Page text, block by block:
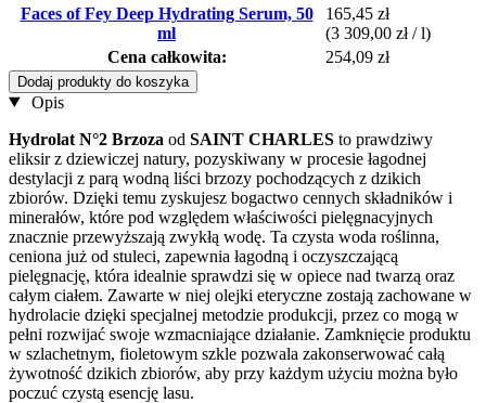
Faces of Fey Deep Hydrating Serum, 50
ml
165,45 zł
(3 309,00 zł / l)
Cena całkowita:
254,09 zł
Dodaj produkty do koszyka
Opis
Hydrolat N°2 Brzoza od SAINT CHARLES to prawdziwy
eliksir z dziewiczej natury, pozyskiwany w procesie łagodnej
destylacji z parą wodną liści brzozy pochodzących z dzikich
zbiorów. Dzięki temu zyskujesz bogactwo cennych składników i
minerałów, które pod względem właściwości pielęgnacyjnych
znacznie przewyższają zwykłą wodę. Ta czysta woda roślinna,
ceniona już od stuleci, zapewnia łagodną i oczyszczającą
pielęgnację, która idealnie sprawdzi się w opiece nad twarzą oraz
całym ciałem. Zawarte w niej olejki eteryczne zostają zachowane w
hydrolacie dzięki specjalnej metodzie produkcji, przez co mogą w
pełni rozwijać swoje wzmacniające działanie. Zamknięcie produktu
w szlachetnym, fioletowym szkle pozwala zakonserwować całą
żywotność dzikich zbiorów, aby przy każdym użyciu można było
poczuć czystą esencję lasu.